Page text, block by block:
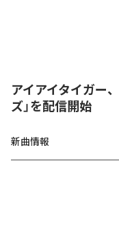
アイアイタイガー
ズ」を配信開始
新曲情報